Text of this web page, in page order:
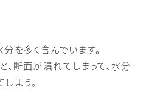
を多く含んでいます。
断面が潰れてしまって、水分
まう。